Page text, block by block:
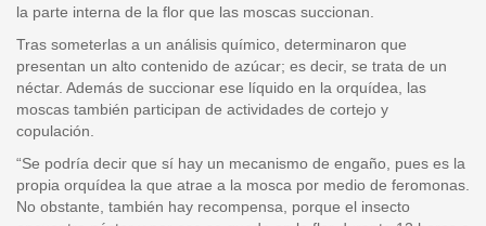
la parte interna de la flor que las moscas succionan.
Tras someterlas a un análisis químico, determinaron que
presentan un alto contenido de azúcar; es decir, se trata de un
néctar. Además de succionar ese líquido en la orquídea, las
moscas también participan de actividades de cortejo y
copulación.
“Se podría decir que sí hay un mecanismo de engaño, pues es la
propia orquídea la que atrae a la mosca por medio de feromonas.
No obstante, también hay recompensa, porque el insecto